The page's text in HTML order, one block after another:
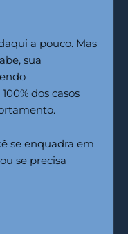
a pouco. Mas
sua
dos casos
se enquadra em
se precisa